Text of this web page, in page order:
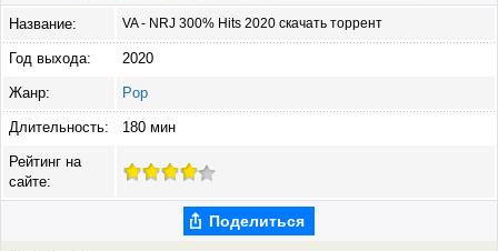
Название: VA - NRJ 300% Hits 2020 скачать торрент
Год выхода: 2020
Жанр: Pop
Длительность: 180 мин
Рейтинг на
сайте:
Поделиться